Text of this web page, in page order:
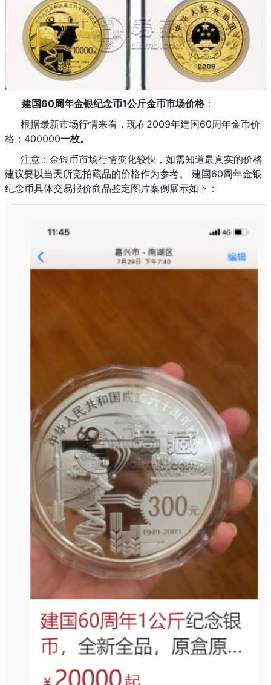
建国60周年金银纪念币1公斤金币市场价格 ：
根据最新市场行情来看，现在2009年建国60周年金币价
格：400000一枚。
注意：金银币市场行情变化较快，如需知道最真实的价格
建议要以当天所竞拍藏品的价格作为参考。 建国60周年金银
纪念币具体交易报价商品鉴定图片案例展示如下：